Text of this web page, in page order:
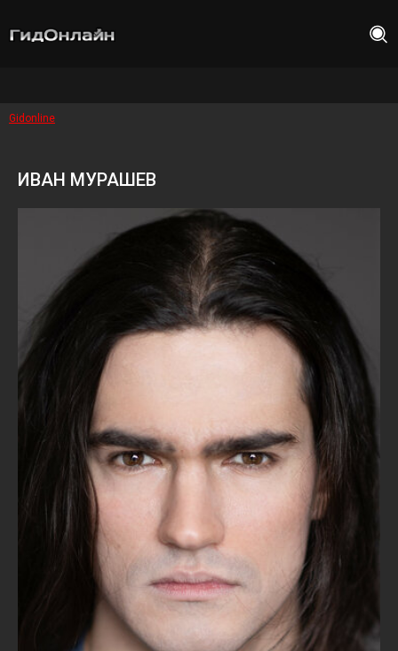
Gidonline
ИВАН МУРАШЕВ